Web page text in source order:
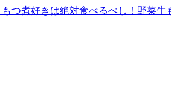
もつ煮好きは絶対食べるべし！野菜